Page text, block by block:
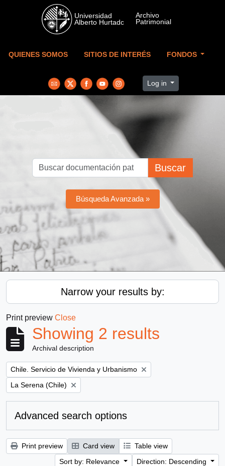
Skip to main content
QUIENES SOMOS SITIOS DE INTERÉS FONDOS
Log in
Buscar
Búsqueda Avanzada »
Narrow your results by:
Print preview Close
Showing 2 results
Archival description
Remove filter:
Chile. Servicio de Vivienda y Urbanismo
Remove filter:
La Serena (Chile)
Advanced search options
Print preview Card view
Table view
Sort by: Relevance
Direction: Descending